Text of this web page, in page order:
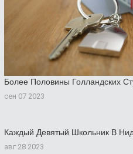
Более Половины Голландских
сен 07 2023
Каждый Девятый Школьник В
авг 28 2023